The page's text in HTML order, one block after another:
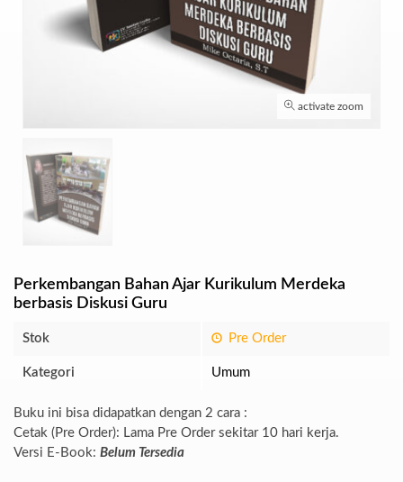
activate zoom
Perkembangan Bahan Ajar Kurikulum Merdeka
berbasis Diskusi Guru
Stok Pre Order
Kategori Umum
Buku ini bisa didapatkan dengan 2 cara :
Cetak (Pre Order): Lama Pre Order sekitar 10 hari kerja.
Versi E-Book: Belum Tersedia